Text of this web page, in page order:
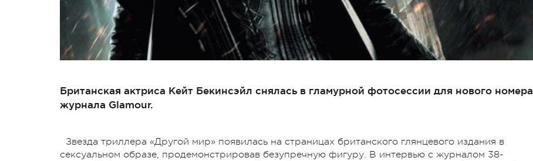
Британская актриса Кейт Бекинсэйл снялась в гламурной фотосессии для нового номера
журнала Glamour.
Звезда триллера «Другой мир» появилась на страницах британского глянцевого издания в
сексуальном образе, продемонстрировав безупречную фигуру. В интервью с журналом 38-